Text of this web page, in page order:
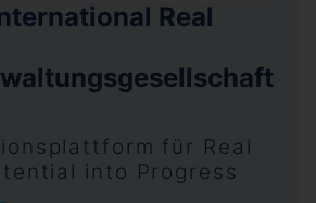
Real
für Real
into Progress